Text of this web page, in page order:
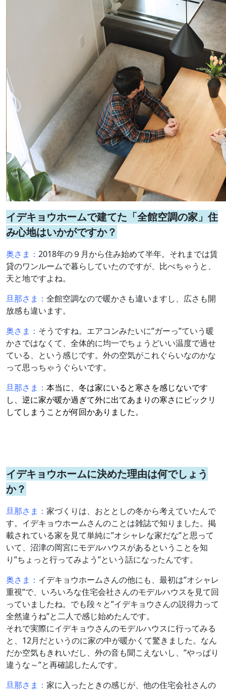
イデキョウホームで建てた「全館空調の家」住
み心地はいかがですか？
奥さま： 2018年の９月から住み始めて半年。それまでは賃
貸のワンルームで暮らしていたのですが、比べちゃうと、
天と地ですよね。
旦那さま： 全館空調なので暖かさも違いますし、広さも開
放感も違います。
奥さま： そうですね。エアコンみたいに”ガーっ”ていう暖
かさではなくて、全体的に均一でちょうどいい温度で過せ
ている、という感じです。外の空気がこれぐらいなのかな
って思っちゃうぐらいです。
旦那さま： 本当に、冬は家にいると寒さを感じないです
し、逆に家が暖か過ぎて外に出てあまりの寒さにビックリ
してしまうことが何回かありました。
イデキョウホームに決めた理由は何でしょう
か？
旦那さま： 家づくりは、おととしの冬から考えていたんで
す。イデキョウホームさんのことは雑誌で知りました。掲
載されている家を見て単純に”オシャレな家だな”と思って
いて、沼津の岡宮にモデルハウスがあるということを知
り”ちょっと行ってみよう”という話になったんです。
奥さま： イデキョウホームさんの他にも、最初は”オシャレ
重視”で、いろいろな住宅会社さんのモデルハウスを見て回
っていましたね。でも段々と”イデキョウさんの説得力って
全然違うね”と二人で感じ始めたんです。
それで実際にイデキョウさんのモデルハウスに行ってみる
と、12月だというのに家の中が暖かくて驚きました。なん
だか空気もきれいだし、外の音も聞こえないし、”やっぱり
違うな～”と再確認したんです。
旦那さま： 家に入ったときの感じが、他の住宅会社さんの